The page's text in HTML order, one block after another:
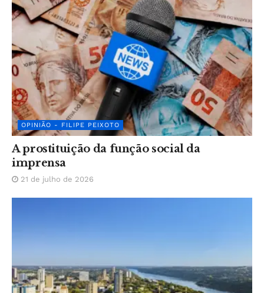
OPINIÃO - FILIPE PEIXOTO
A prostituição da função social da
imprensa
21 de julho de 2026